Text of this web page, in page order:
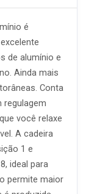
é
de alumínio e
Ainda mais
Conta
você relaxe
A cadeira
1 e
ideal para
permite maior